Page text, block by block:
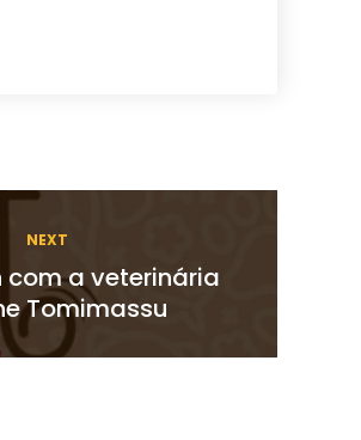
NEXT
com a veterinária
Tomimassu